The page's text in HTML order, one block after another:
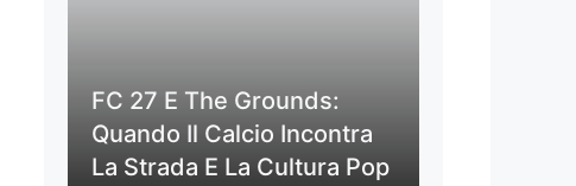
FC 27 E The Grounds:
Quando Il Calcio Incontra
La Strada E La Cultura Pop